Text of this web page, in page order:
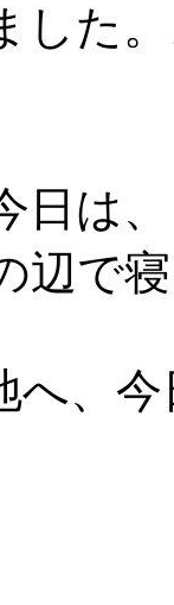
した
日は
辺で
へ、